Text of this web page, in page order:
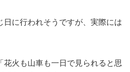
日に行われそうですが、実際には
花火も山車も一日で見られると思